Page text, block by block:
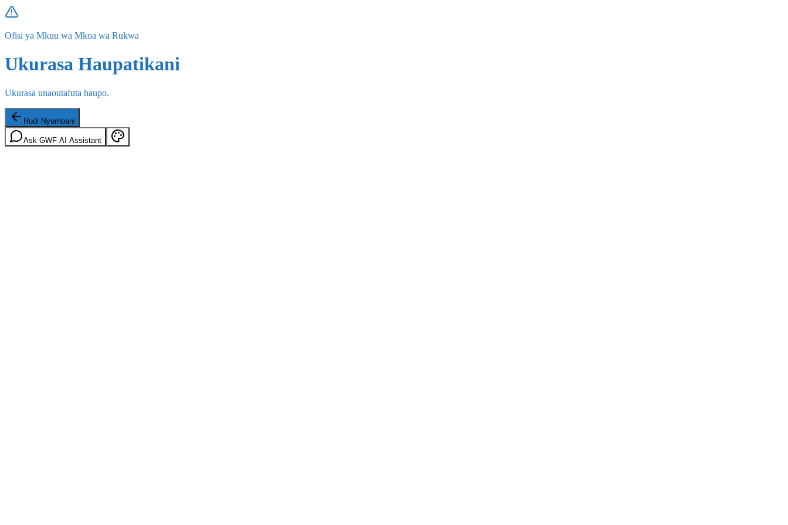
Ofisi ya Mkuu wa Mkoa wa Rukwa
Ukurasa Haupatikani
Ukurasa unaoutafuta haupo.
Rudi Nyumbani
Ask GWF AI Assistant